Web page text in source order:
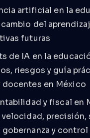
artificial en la
del
futuras
de IA en la
riesgos y guía
docentes en México
y fiscal en
precisión,
gobernanza y